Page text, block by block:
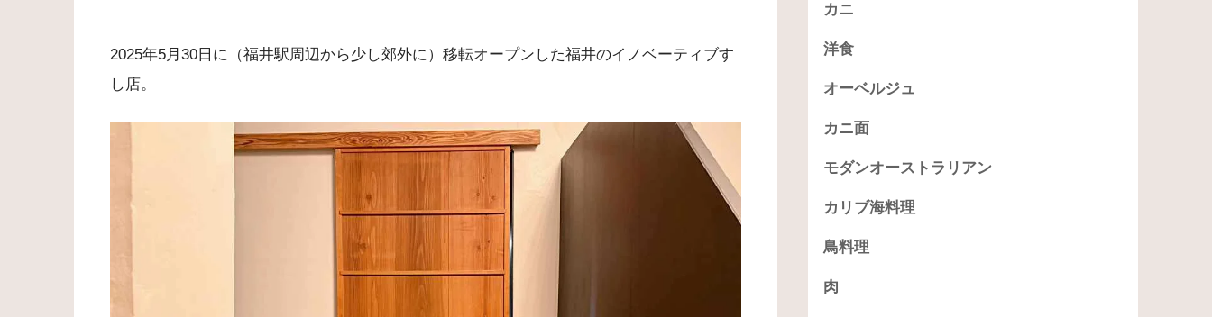
2025年5月30日に（福井駅周辺から少し郊外に）移転オープンした福井のイノベーティブす
し店。
カニ
洋食
オーベルジュ
カニ面
モダンオーストラリアン
カリブ海料理
鳥料理
肉